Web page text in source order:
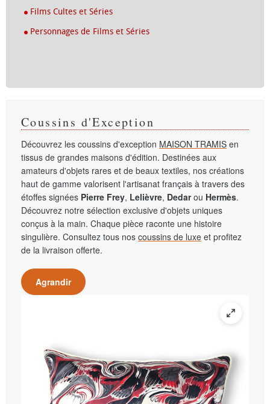
Films Cultes et Séries
Personnages de Films et Séries
Coussins d'Exception
Découvrez les coussins d'exception MAISON TRAMIS en
tissus de grandes maisons d'édition. Destinées aux
amateurs d'objets rares et de beaux textiles, nos créations
haut de gamme valorisent l'artisanat français à travers des
étoffes signées Pierre Frey, Lelièvre, Dedarou Hermès.
Découvrez notre sélection exclusive d'objets uniques
conçus à la main. Chaque pièce raconte une histoire
singulière. Consultez tous nos coussins de luxe et profitez
de la livraison offerte.
Agrandir